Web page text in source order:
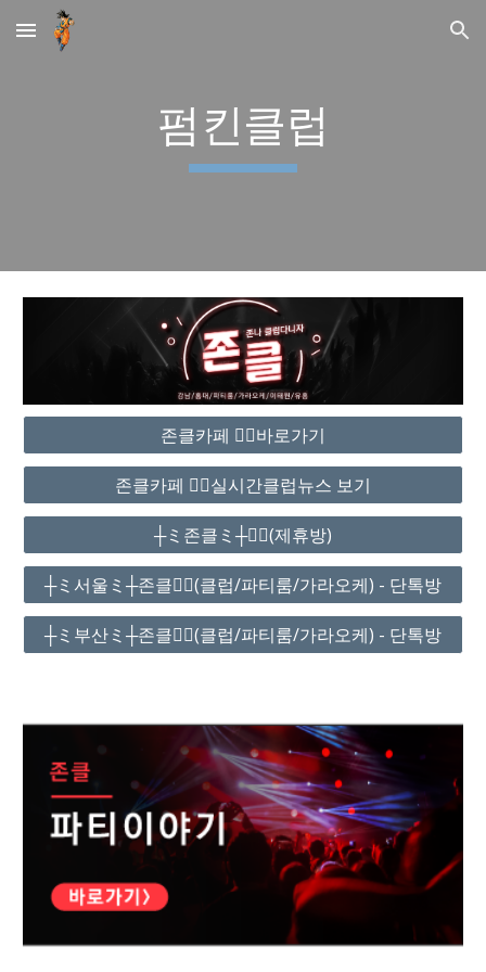
Skip to main content Skip to navigation
펌킨클럽
존클카페 ❤️‍🔥바로가기
존클카페 ❤️‍🔥실시간클럽뉴스 보기
┼ミ존클ミ┼❤️‍🔥(제휴방)
┼ミ서울ミ┼존클❤️‍🔥(클럽/파티룸/가라오케) - 단톡방
┼ミ부산ミ┼존클❤️‍🔥(클럽/파티룸/가라오케) - 단톡방